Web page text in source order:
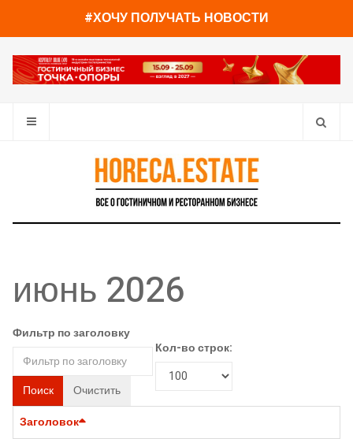
#ХОЧУ ПОЛУЧАТЬ НОВОСТИ
июнь 2026
Фильтр по заголовку
Поиск Очистить
Кол-во строк:
Заголовок